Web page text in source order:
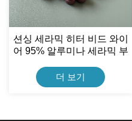
션싱 세라믹 히터 비드 와이
어 95% 알루미나 세라믹 부
더 보기